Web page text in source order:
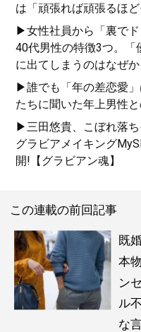
は「頑張れば頑張るほど
▶女性社員から「裏でド
40代男性の特徴3つ。「
に出てしまうのはなぜか
▶誰でも「年の差恋愛
たちに聞いた年上男性
▶三田悠貴、こぼれ落
グラビアメイキング
開!【グラビアン魂】
この連載の前回記事
既
本
ン
ル
な